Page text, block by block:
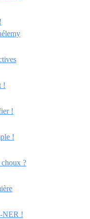
!
!
!
choux ?
NER !